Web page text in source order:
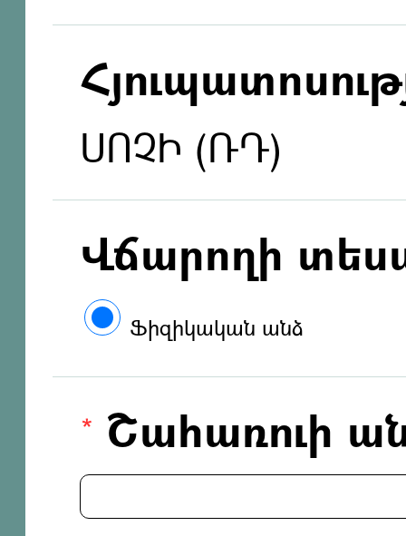
ՍՈՉԻ (ՌԴ)
Վճարողի
Ֆիզիկական անձ
Շահառուի